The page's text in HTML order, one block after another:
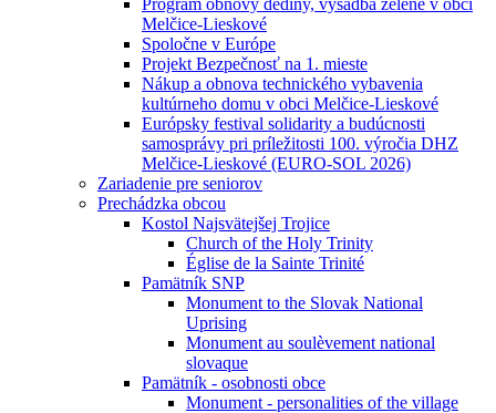
Program obnovy dediny, výsadba zelene v obci
Melčice-Lieskové
Spoločne v Európe
Projekt Bezpečnosť na 1. mieste
Nákup a obnova technického vybavenia
kultúrneho domu v obci Melčice-Lieskové
Európsky festival solidarity a budúcnosti
samosprávy pri príležitosti 100. výročia DHZ
Melčice-Lieskové (EURO-SOL 2026)
Zariadenie pre seniorov
Prechádzka obcou
Kostol Najsvätejšej Trojice
Church of the Holy Trinity
Église de la Sainte Trinité
Pamätník SNP
Monument to the Slovak National
Uprising
Monument au soulèvement national
slovaque
Pamätník - osobnosti obce
Monument - personalities of the village